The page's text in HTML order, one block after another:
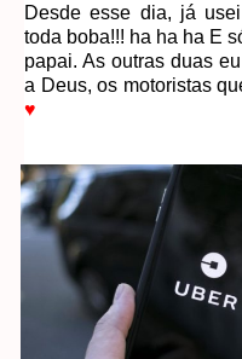
Desde esse dia, já
toda boba!!! ha ha ha E
papai. As outras duas
a Deus, os motoristas
♥